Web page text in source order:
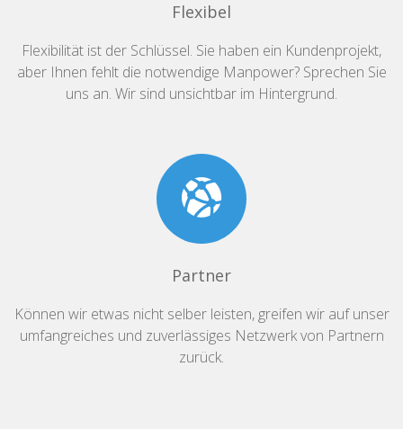
Flexibel
Flexibilität ist der Schlüssel. Sie haben ein Kundenprojekt,
aber Ihnen fehlt die notwendige Manpower? Sprechen Sie
uns an. Wir sind unsichtbar im Hintergrund.
Partner
Können wir etwas nicht selber leisten, greifen wir auf unser
umfangreiches und zuverlässiges Netzwerk von Partnern
zurück.